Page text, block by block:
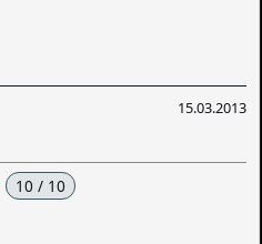
15.03.2013
10 / 10